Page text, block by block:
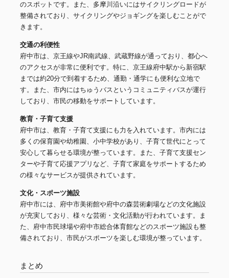
のスポットです。また、多摩川沿いにはサイクリングロードが
整備されており、サイクリングやジョギングを楽しむことがで
きます。
交通の利便性
府中市は、京王線やJR南武線、武蔵野線が通っており、都心へ
のアクセスが非常に便利です。特に、京王線府中駅から新宿駅
までは約20分で到着するため、通勤・通学にも便利な立地で
す。また、市内にはちゅうバスというコミュニティバスが運行
しており、市民の移動をサポートしています。
教育・子育て支援
府中市は、教育・子育て支援にも力を入れています。市内には
多くの保育園や幼稚園、小中学校があり、子育て世代にとって
安心して暮らせる環境が整っています。また、子育て支援セン
ターや子育て応援アプリなど、子育て家庭をサポートするため
の様々なサービスが提供されています。
文化・スポーツ施設
府中市には、府中市美術館や府中の森芸術劇場などの文化施設
が充実しており、様々な芸術・文化活動が行われています。ま
た、府中市民球場や府中市総合体育館などのスポーツ施設も整
備されており、市民がスポーツを楽しむ環境が整っています。
まとめ